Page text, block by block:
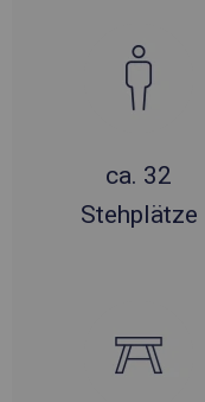
ca. 32
Stehplätze